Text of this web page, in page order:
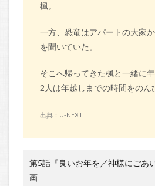
楓。
一方、恐竜はアパートの大家
を聞いていた。
そこへ帰ってきた楓と一緒に年
2人は年越しまでの時間をのん
出典：U-NEXT
第5話『良いお年を／神様にごあ
画